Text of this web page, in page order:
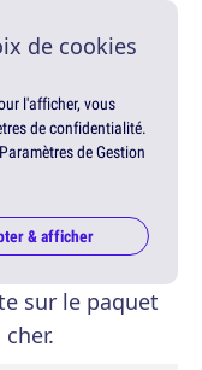
de cookies
l'afficher, vous
de confidentialité.
de Gestion
& afficher
sur le paquet